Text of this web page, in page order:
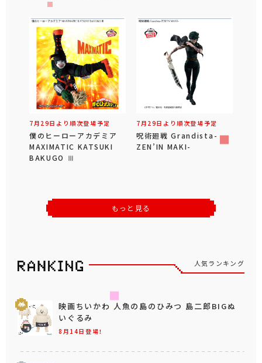
7月29日より順次登場予定
僕のヒーローアカデミア
MAXIMATIC KATSUKI
BAKUGO Ⅲ
7月29日より順次登場予定
呪術廻戦 Grandista-
ZEN’IN MAKI-
もっと見る
人気ランキング
8月14日登場！
映画ちいかわ 人魚の島のひみつ 島二郎BIGぬ
いぐるみ